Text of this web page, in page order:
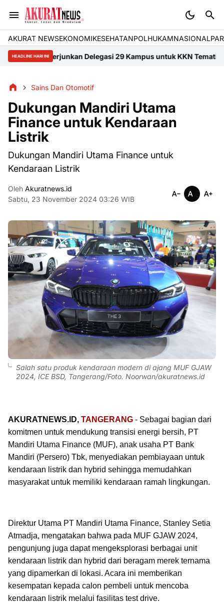
AKURAT NEWSEKONOMIKESEHATANPOLHUKAMNASIONAL
HEADLINE HARI INI
III Terjunkan Delegasi 29 Kampus untuk KKN Tematik di Sumbar
Sains Dan Otomotif
Dukungan Mandiri Utama
Finance untuk Kendaraan
Listrik
Dukungan Mandiri Utama Finance untuk
Kendaraan Listrik
Oleh Akuratnews.id
Sabtu, 23 November 2024 03:26 WIB
Salah satu produk kendaraan modern di ajang MUF GJAW
2024, ICE BSD, Tangerang/Foto. Noorwan/akuratnews.id
AKURATNEWS.ID, TANGERANG - Sebagai bagian dari
komitmen untuk mendukung transisi energi bersih, PT
Mandiri Utama Finance (MUF), anak usaha PT Bank
Mandiri (Persero) Tbk, menyediakan pembiayaan untuk
kendaraan listrik dan hybrid sehingga memudahkan
masyarakat untuk memiliki kendaraan ramah lingkungan.
Direktur Utama PT Mandiri Utama Finance, Stanley Setia
Atmadja, mengatakan bahwa pada MUF GJAW 2024,
pengunjung juga dapat mengeksplorasi berbagai unit
kendaraan listrik dan hybrid dari beragam merek ternama
yang dipamerkan di lokasi. Acara ini memberikan
kesempatan kepada calon pembeli untuk mencoba
kendaraan listrik melalui fasilitas test drive.